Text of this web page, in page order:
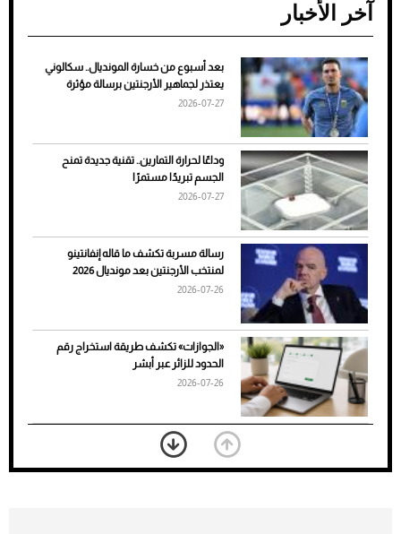
ضعف تبريد مكيف السيارة عند الوقوف.. أشهر
الأسباب والحلول
7 نصائح لاختيار لون البنطلون المناسب للقميص
الأسود
آخر الأخبار
بعد أسبوع من خسارة المونديال.. سكالوني
يعتذر لجماهير الأرجنتين برسالة مؤثرة
2026-07-27
وداعًا لحرارة التمارين.. تقنية جديدة تمنح
الجسم تبريدًا مستمرًا
2026-07-27
رسالة مسربة تكشف ما قاله إنفانتينو
لمنتخب الأرجنتين بعد مونديال 2026
2026-07-26
«الجوازات» تكشف طريقة استخراج رقم
الحدود للزائر عبر أبشر
2026-07-26
بعد 7 أشهر من تعرضه لحادث مروع.. جوشوا
يفوز على برينغا بـ"الضربة القاضية" (فيديو)
2026-07-26